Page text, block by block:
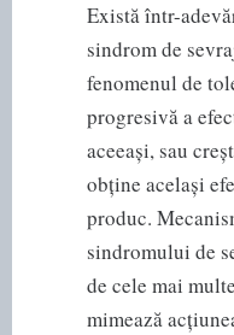
Există într-
sindrom de
fenomenul de
progresivă a
aceeași, sau
obține același
produc.
sindromului de
de cele mai
mimează